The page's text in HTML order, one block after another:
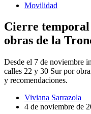
Movilidad
Cierre
obras de la
Desde el 7 de noviembre
calles 22 y 30 Sur por
y recomendaciones.
Viviana Sarrazola
4 de noviembre de